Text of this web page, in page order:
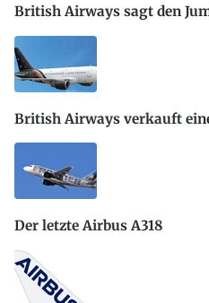
British Airways sagt den
British Airways verkauft
Der letzte Airbus A318